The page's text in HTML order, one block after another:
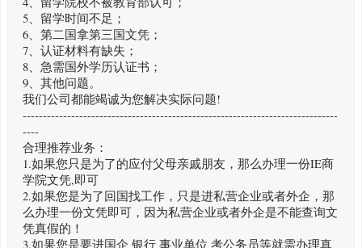
5、留学时间不足；
6、第二国拿第三国文凭；
7、认证材料有缺失；
8、急需国外学历认证书；
9、其他问题。
我们公司都能竭诚为您解决实际问题!
------------------------------------------------------------------------------
----
合理推荐业务：
1.如果您只是为了的应付父母亲戚朋友，那么办理一份IE商
学院文凭,即可
2.如果您是为了回国找工作，只是进私营企业或者外企，那
么办理一份文凭即可，因为私营企业或者外企是不能查询文
凭真假的！
3.如果您是要进国企 银行 事业单位 考公务员等就需办理真